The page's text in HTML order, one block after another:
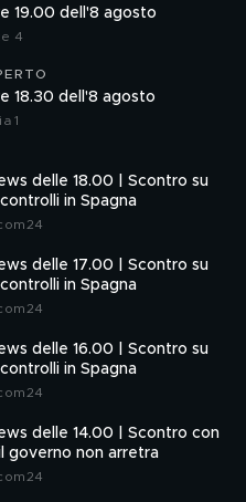
19.00 dell'8 agosto
4
18.30 dell'8 agosto
1
delle 18.00 | Scontro su
in Spagna
delle 17.00 | Scontro su
in Spagna
delle 16.00 | Scontro su
in Spagna
delle 14.00 | Scontro con
governo non arretra